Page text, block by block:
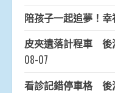
陪孩子一起追夢！
皮夾遺落計程車 後
08-07
看診記錯停車格 後